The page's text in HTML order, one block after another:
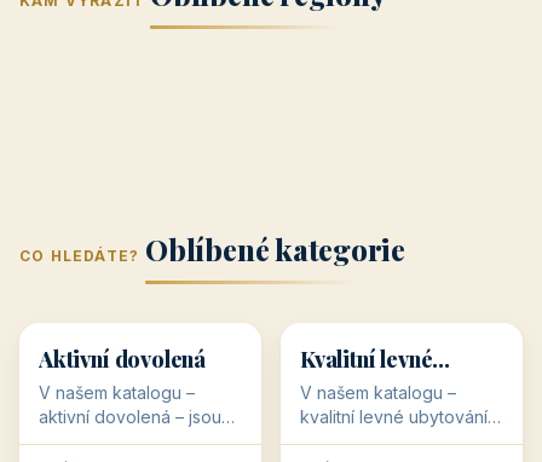
kraj)
kraj)
Zlínský kraj Žilinský
Karlovarský
(Středočeský
CO HLEDÁTE? Oblíbené kategorie
🥾 36 objektů
Aktivní dovolená
V našem katalogu –
aktivní dovolená – jsou
pro Vás připraveny
💰
💰
34 objektů
Kvalitní levné
ubytování
V našem katalogu –
kvalitní levné ubytování –
jsou pro Vás připraveny